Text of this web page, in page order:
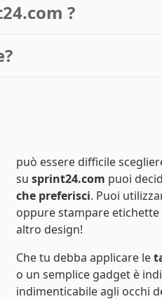
?
può essere difficile
su sprint24.com puoi
che preferisci. Puoi
oppure stampare
altro design!
Che tu debba applicare le
o un semplice gadget è
indimenticabile agli occhi